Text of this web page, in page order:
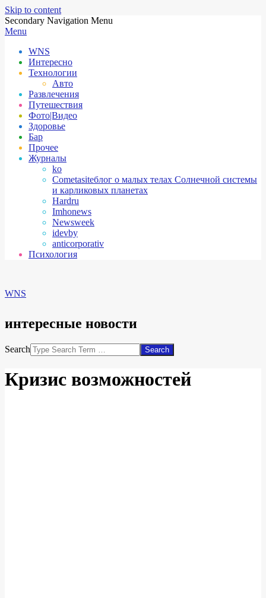
Skip to content
Secondary Navigation Menu
Menu
WNS
Интересно
Технологии
Авто
Развлечения
Путешествия
Фото|Видео
Здоровье
Бар
Прочее
Журналы
ko
Cometasiteблог о малых телах Солнечной системы
и карликовых планетах
Hardru
Imhonews
Newsweek
idevby
anticorporativ
Психология
WNS
интересные новости
Search
Кризис возможностей